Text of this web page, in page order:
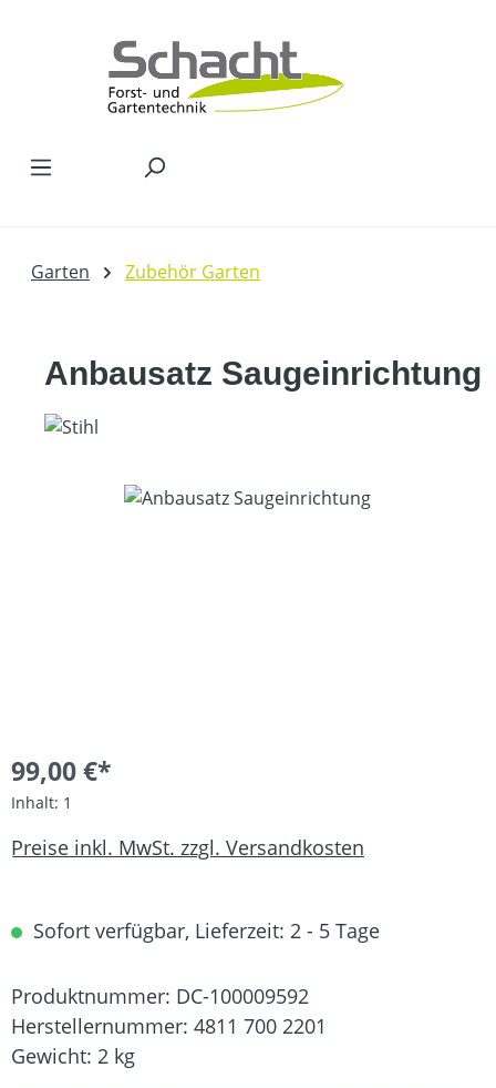
Garten Zubehör Garten
Anbausatz Saugeinrichtung
Bildergalerie überspringen
99,00 €*
Inhalt: 1
Preise inkl. MwSt. zzgl. Versandkosten
Sofort verfügbar, Lieferzeit: 2 - 5 Tage
Produktnummer: DC-100009592
Herstellernummer: 4811 700 2201
Gewicht: 2 kg